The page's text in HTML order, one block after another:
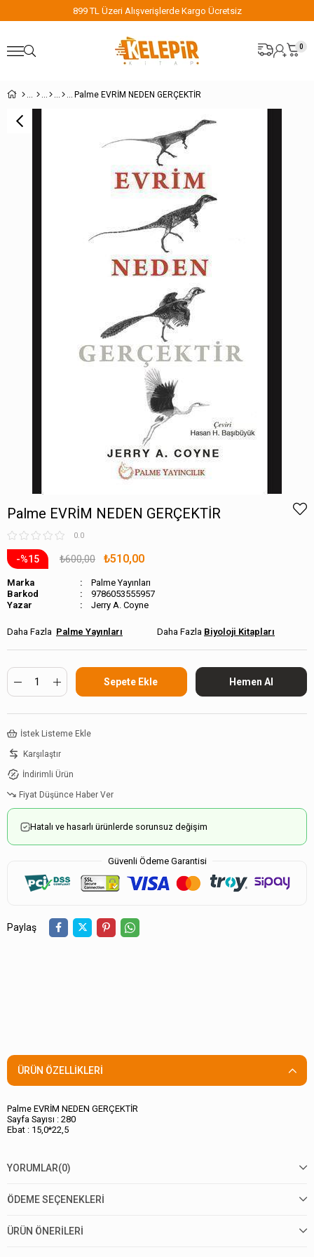
899 TL Üzeri Alışverişlerde Kargo Ücretsiz
0
Palme EVRİM NEDEN GERÇEKTİR
Palme EVRİM NEDEN GERÇEKTİR
0.0
15 ₺600,00 ₺510,00
Marka
Palme Yayınları
Barkod
9786053555957
Jerry A. Coyne
Palme Yayınları Biyoloji Kitapları
İstek Listeme Ekle
Karşılaştır
İndirimli Ürün
Fiyat Düşünce Haber Ver
Hatalı ve hasarlı ürünlerde sorunsuz değişim
Güvenli Ödeme Garantisi
Paylaş
ÜRÜN ÖZELLIKLERI
Palme EVRİM NEDEN GERÇEKTİR
Sayfa Sayısı : 280
Ebat : 15,0*22,5
YORUMLAR(0)
ÖDEME SEÇENEKLERI
ÜRÜN ÖNERILERI